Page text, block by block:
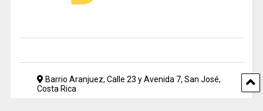
Barrio Aranjuez, Calle 23 y Avenida 7, San José,
Costa Rica